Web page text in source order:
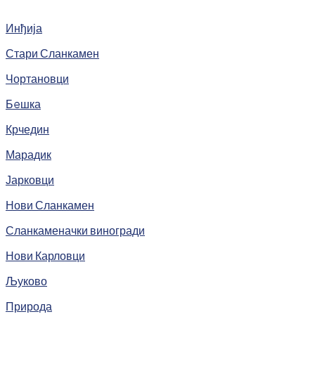
Инђија
Стари Сланкамен
Чортановци
Бeшка
Крчедин
Марадик
Јарковци
Нови Сланкамен
Сланкаменачки виногради
Нови Карловци
Љуково
Природа